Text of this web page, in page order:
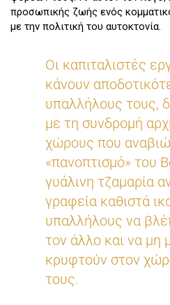
προσωπικής ζωής ενός
με την πολιτική του αυτοκτονία.
Οι καπιταλιστές
κάνουν
υπαλλήλους τους,
με τη συνδρομή
χώρους που
«πανοπτισμό» του
γυάλινη τζαμαρία
γραφεία καθιστά
υπαλλήλους να
τον άλλο και να μη
κρυφτούν στον
τους.